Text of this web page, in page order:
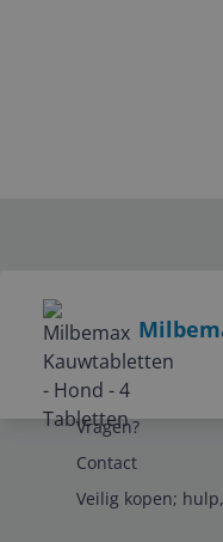
Service
Vragen?
Contact
Veilig kopen;